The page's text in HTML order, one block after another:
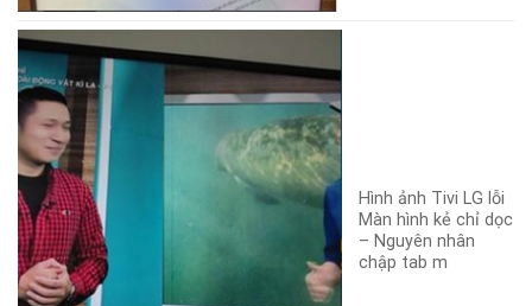
Hình ảnh Tivi LG lỗi
Màn hình kẻ chỉ dọc
– Nguyên nhân
chập tab m